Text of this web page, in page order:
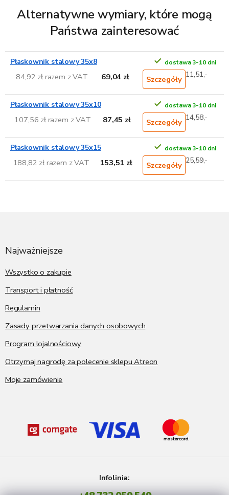
Alternatywne wymiary, które mogą
Państwa zainteresować
Płaskownik stalowy 35x8 dostawa 3-10 dni
84,92 zł razem z VAT 69,04 zł Szczegóły 11,51,-
Płaskownik stalowy 35x10 dostawa 3-10 dni
107,56 zł razem z VAT 87,45 zł Szczegóły 14,58,-
Płaskownik stalowy 35x15 dostawa 3-10 dni
188,82 zł razem z VAT 153,51 zł Szczegóły 25,59,-
Najważniejsze
Wszystko o zakupie
Transport i płatność
Regulamin
Zasady przetwarzania danych osobowych
Program lojalnościowy
Otrzymaj nagrodę za polecenie sklepu Atreon
Moje zamówienie
Infolinia: